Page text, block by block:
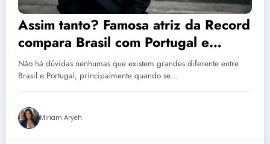
Assim tanto? Famosa atriz da Record
compara Brasil com Portugal e
polemiza: ‘cuidado’
Não há dúvidas nenhumas que existem grandes diferente entre
Brasil e Portugal, principalmente quando se…
Miriam Aryeh